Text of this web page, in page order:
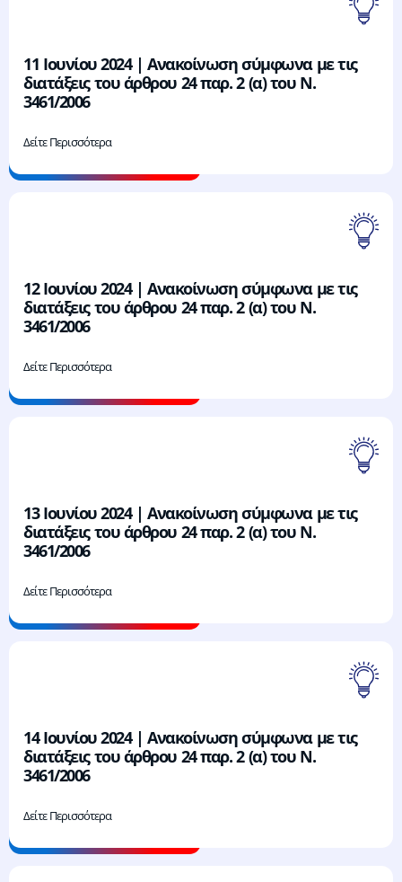
11 Ιουνίου 2024 | Ανακοίνωση σύμφωνα με τις
διατάξεις του άρθρου 24 παρ. 2 (α) του Ν.
3461/2006
Δείτε Περισσότερα
12 Ιουνίου 2024 | Ανακοίνωση σύμφωνα με τις
διατάξεις του άρθρου 24 παρ. 2 (α) του Ν.
3461/2006
Δείτε Περισσότερα
13 Ιουνίου 2024 | Ανακοίνωση σύμφωνα με τις
διατάξεις του άρθρου 24 παρ. 2 (α) του Ν.
3461/2006
Δείτε Περισσότερα
14 Ιουνίου 2024 | Ανακοίνωση σύμφωνα με τις
διατάξεις του άρθρου 24 παρ. 2 (α) του Ν.
3461/2006
Δείτε Περισσότερα